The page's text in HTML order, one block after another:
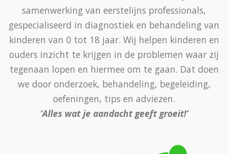
samenwerking van eerstelijns professionals,
gespecialiseerd in diagnostiek en behandeling van
kinderen van 0 tot 18 jaar. Wij helpen kinderen en
ouders inzicht te krijgen in de problemen waar zij
tegenaan lopen en hiermee om te gaan. Dat doen
we door onderzoek, behandeling, begeleiding,
oefeningen, tips en adviezen.
‘Alles wat je aandacht geeft groeit!’